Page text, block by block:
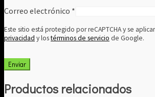
Correo electrónico *
Este sitio está protegido por reCAPTCHA y se
privacidad y lostérminos de servicio de Google.
Productos relacionados